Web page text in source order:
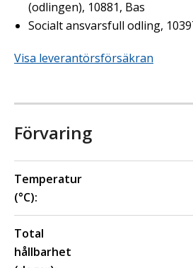
(odlingen), 10881, Bas
Socialt ansvarsfull odling,
Visa leverantörsförsäkran
Förvaring
Temperatur
(°C):
Total
hållbarhet